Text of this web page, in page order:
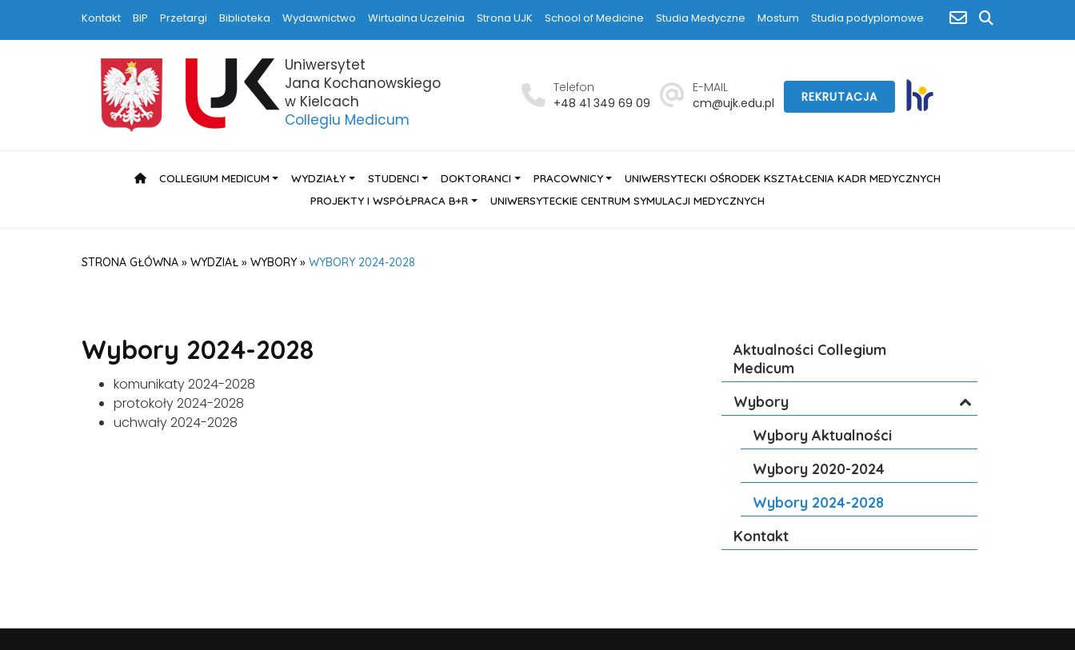
Kontakt BIP Przetargi Biblioteka Wydawnictwo Wirtualna Uczelnia Strona UJK School of Medicine Studia Medyczne Mostum Studia podyplomowe poczta
Uniwersytet
Jana Kochanowskiego
w Kielcach
Collegiu Medicum
Telefon
+48 41 349 69 09
E-MAIL
cm@ujk.edu.pl
REKRUTACJA
HOMECOLLEGIUM MEDICUM WYDZIAŁY STUDENCI DOKTORANCI PRACOWNICY
UNIWERSYTECKI OŚRODEK KSZTAŁCENIA KADR MEDYCZNYCH
PROJEKTY I WSPÓŁPRACA B+R
UNIWERSYTECKIE CENTRUM SYMULACJI MEDYCZNYCH
STRONA GŁÓWNA » WYDZIAŁ » WYBORY » WYBORY 2024-2028
Wybory 2024-2028
komunikaty 2024-2028
protokoły 2024-2028
uchwały 2024-2028
Aktualności Collegium
Medicum
Wybory
Wybory Aktualności
Wybory 2020-2024
Wybory 2024-2028
Kontakt